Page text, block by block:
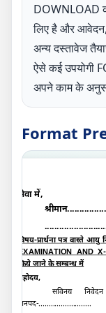
DOWNLOAD
लिए है और आवेदन,
अन्य दस्तावेज
ऐसे कई उपयोगी
अपने काम के
Format
सेवा में,
विषय-प्रार्थना पत्र वास्तेआयु
EXAMINATION AND
किये जाने के सम्बन्ध में
महोदय,
सविनय निवेदन
जनपद-